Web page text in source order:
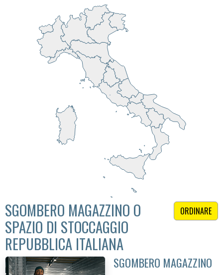
ORDINARE
SGOMBERO MAGAZZINO O
SPAZIO DI STOCCAGGIO
REPUBBLICA ITALIANA
SGOMBERO MAGAZZINO